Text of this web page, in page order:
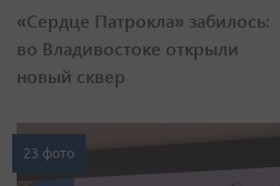
«Сердце Патрокла» забилось:
во Владивостоке открыли
новый сквер
23 фото